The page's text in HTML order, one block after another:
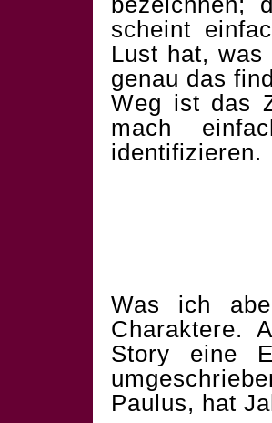
scheint
Lust hat,
genau das
Weg ist das
mach
identifizieren.
Was ich
Charaktere.
Story eine
Paulus, hat